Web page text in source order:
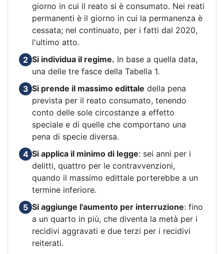
giorno in cui il reato si è consumato. Nei reati
permanenti è il giorno in cui la permanenza è
cessata; nel continuato, per i fatti dal 2020,
l'ultimo atto.
2 Si individua il regime. In base a quella data,
una delle tre fasce della Tabella 1.
3 Si prende il massimo edittale della pena
prevista per il reato consumato, tenendo
conto delle sole circostanze a effetto
speciale e di quelle che comportano una
pena di specie diversa.
4 Si applica il minimo di legge: sei anni per i
delitti, quattro per le contravvenzioni,
quando il massimo edittale porterebbe a un
termine inferiore.
5 Si aggiunge l'aumento per interruzione: fino
a un quarto in più, che diventa la metà per i
recidivi aggravati e due terzi per i recidivi
reiterati.